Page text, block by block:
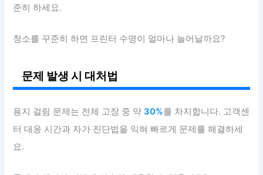
준히 하세요.
청소를 꾸준히 하면 프린터 수명이 얼마나 늘어날까요?
문제 발생 시 대처법
용지 걸림 문제는 전체 고장 중 약30%를 차지합니다. 고객센
터 대응 시간과 자가 진단법을 익혀 빠르게 문제를 해결하세
요.